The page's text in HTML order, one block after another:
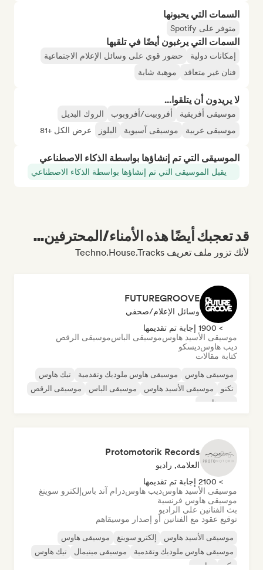
السمات التي يحبونها
متوفر على Spotify
السمات التي يرغبون أيضًا في تلقيها
إمكانات دولية
حضور قوي على وسائل الإعلام الاجتماعية
فنان غير متعاقد
موهبة شابة
لا يريدون أن يتلقوا...
موسيقى أفريقية أفروبيت/أفروبوب
الروك البديل
موسيقى عربية
موسيقى آسيوية البلوز عرض الكل +81
الموسيقى التي تم إنشاؤها بواسطة الذكاء الاصطناعي
يقبل الموسيقى التي تم إنشاؤها بواسطة الذكاء الاصطناعي
قد تعجبك أيضًا هذه الأمناء/المحترفين...
لأنك تزور ملف تعريف Techno.House.Tracks
FUTUREGROOVE
وسائل الإعلام/صحفي
> 1900 إجابة تم تقديمها
موسيقى الأسيد هاوسموسيقى الباسموسيقى الرقص
ديب هاوسديسكو
كتابة مقالات
موسيقى هاوس موسيقى هاوس ملوديك وتقدمية
تيك هاوس
تكنو
موسيقى الأسيد هاوس موسيقى الباس
موسيقى الرقص
ديب هاوس
Protomotorik Records
العلامة, راديو
> 2100 إجابة تم تقديمها
موسيقى الأسيد هاوسديب هاوسدرام آند باسإلكترو سوينغ
موسيقى هاوس فرنسية
بث الفنانين على الراديو
توقيع عقود مع الفنانين أو إصدار موسيقاهم
موسيقى الأسيد هاوس إلكترو سوينغ
موسيقى هاوس
موسيقى هاوس ملوديك وتقدمية
موسيقى مينيمال
تيك هاوس
تكنو
ترانس